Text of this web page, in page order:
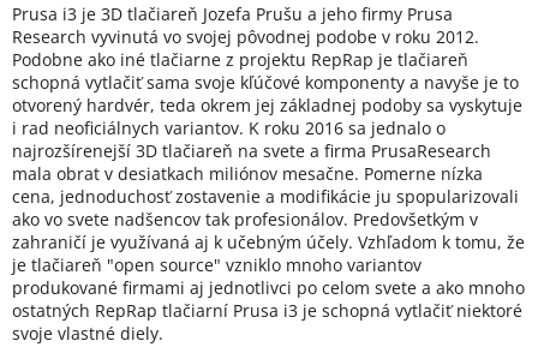
Prusa i3 je 3D tlačiareň Jozefa Prušu a jeho firmy Prusa
Research vyvinutá vo svojej pôvodnej podobe v roku 2012.
Podobne ako iné tlačiarne z projektu RepRap je tlačiareň
schopná vytlačiť sama svoje kľúčové komponenty a navyše je to
otvorený hardvér, teda okrem jej základnej podoby sa vyskytuje
i rad neoficiálnych variantov. K roku 2016 sa jednalo o
najrozšírenejší 3D tlačiareň na svete a firma PrusaResearch
mala obrat v desiatkach miliónov mesačne. Pomerne nízka
cena, jednoduchosť zostavenie a modifikácie ju spopularizovali
ako vo svete nadšencov tak profesionálov. Predovšetkým v
zahraničí je využívaná aj k učebným účely. Vzhľadom k tomu, že
je tlačiareň "open source" vzniklo mnoho variantov
produkované firmami aj jednotlivci po celom svete a ako mnoho
ostatných RepRap tlačiarní Prusa i3 je schopná vytlačiť niektoré
svoje vlastné diely.